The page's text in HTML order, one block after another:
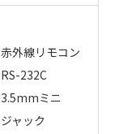
赤外線リモコン
RS-232C
3.5mmミニ
ジャック